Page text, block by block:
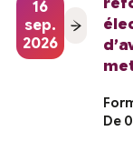
16
sep.
2026
De